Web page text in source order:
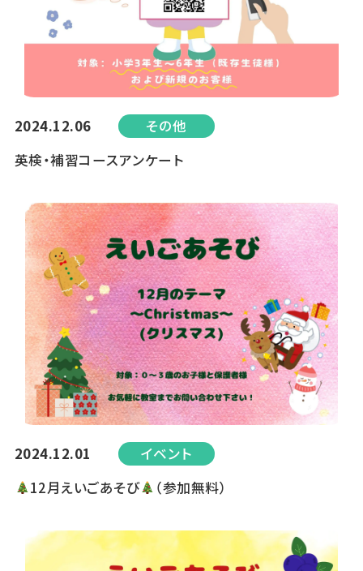
2024.12.06
その他
英検・補習コースアンケート
2024.12.01
イベント
12月えいごあそび
（参加無料）